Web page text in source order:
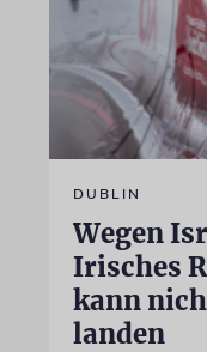
DUBLIN
Wegen
Irisches
kann
landen